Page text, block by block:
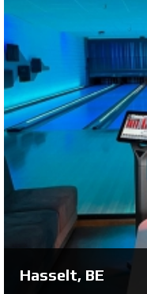
Luxembourg, LU
Hasselt, BE